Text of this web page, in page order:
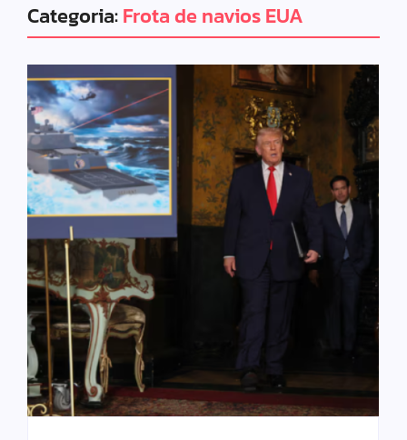
Categoria:Frota de navios EUA